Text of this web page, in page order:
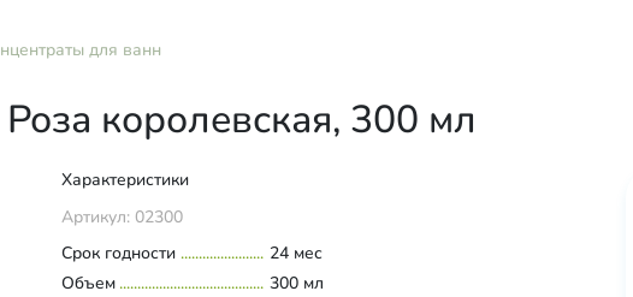
для ванн
королевская, 300 мл
Характеристики
Артикул: 02300
Срок годности
24 мес
Объем
300 мл